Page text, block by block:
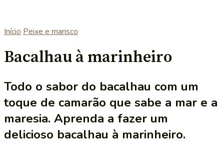
Início Peixe e marisco
Bacalhau à marinheiro
Todo o sabor do bacalhau com um
toque de camarão que sabe a mar e a
maresia. Aprenda a fazer um
delicioso bacalhau à marinheiro.